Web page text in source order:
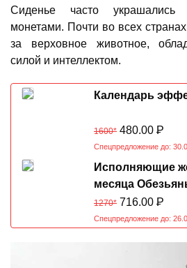
Сиденье часто украшались
монетами. Почти во всех
за верховное животное,
силой и интеллектом.
Календарь
1600* 480.00 Р
Спецпредложение до:
Исполняющие
месяца
1270* 716.00 Р
Спецпредложение до: